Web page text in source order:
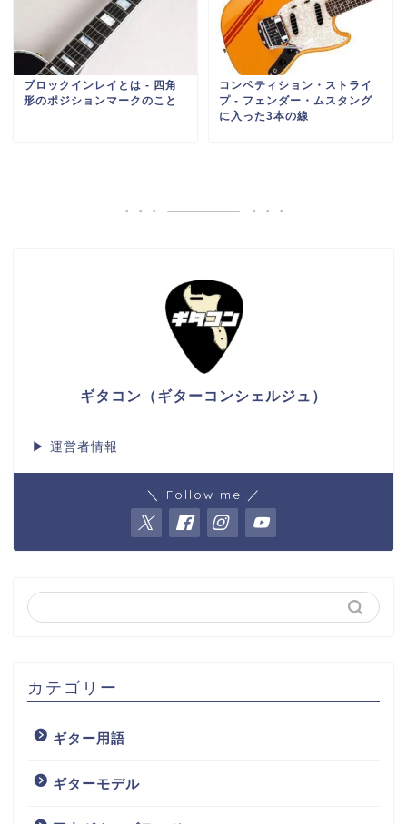
ブロックインレイとは ‐ 四角
形のポジションマークのこと
コンペティション・ストライ
プ ‐ フェンダー・ムスタング
に入った3本の線
ギタコン（ギターコンシェルジュ）
▶ 運営者情報
＼ Follow me ／
カテゴリー
ギター用語
ギターモデル